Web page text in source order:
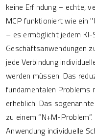
keine Erfindung – echte,
MCP funktioniert wie ein
– es ermöglicht jedem
Geschäftsanwendungen
jede Verbindung
werden müssen. Das
fundamentalen Problems
erheblich: Das
zu einem “N+M-
Anwendung individuelle